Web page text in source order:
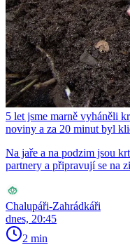
5 let jsme marně vyháněli
noviny a za 20 minut byl
Na jaře a na podzim jsou
partnery a připravují se na
Chalupáři-Zahrádkáři
dnes, 20:45
2 min